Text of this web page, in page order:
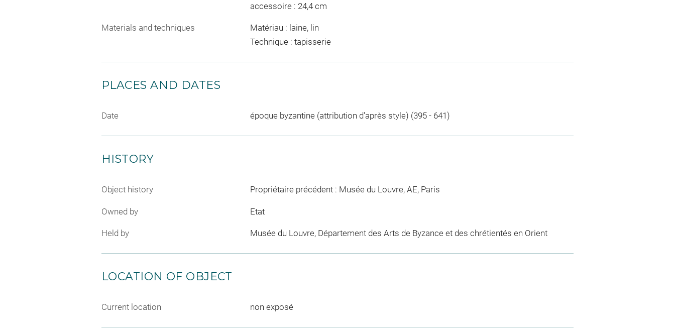
accessoire : 24,4 cm
Materials and techniques
Matériau : laine, lin
Technique : tapisserie
PLACES AND DATES
Date époque byzantine (attribution d'après style) (395 - 641)
HISTORY
Object history Propriétaire précédent : Musée du Louvre, AE, Paris
Owned by Etat
Held by Musée du Louvre, Département des Arts de Byzance et des chrétientés en Orient
LOCATION OF OBJECT
Current location non exposé